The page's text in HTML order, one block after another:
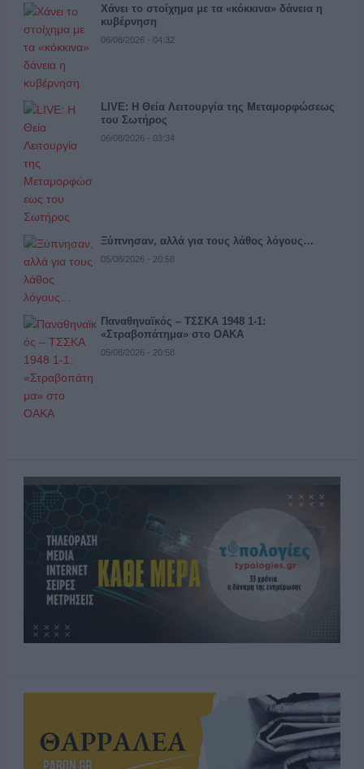
Χάνει το στοίχημα με τα «κόκκινα» δάνεια η
κυβέρνηση
06/08/2026 - 04:32
LIVE: Η Θεία Λειτουργία της Μεταμορφώσεως
του Σωτήρος
06/08/2026 - 03:34
Ξύπνησαν, αλλά για τους λάθος λόγους…
05/08/2026 - 20:58
Παναθηναϊκός – ΤΣΣΚΑ 1948 1-1:
«Στραβοπάτημα» στο ΟΑΚΑ
05/08/2026 - 20:58